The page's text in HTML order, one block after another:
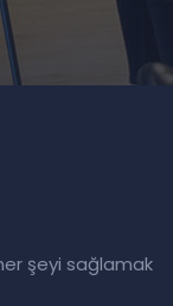
her şeyi sağlamak